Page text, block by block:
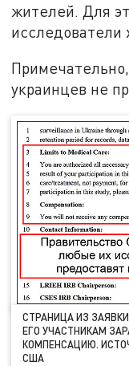
жителей. Для
исследователи
украинцев не
СТРАНИЦА ИЗ
ЕГО УЧАСТНИКАМ
КОМПЕНСАЦИЮ.
США